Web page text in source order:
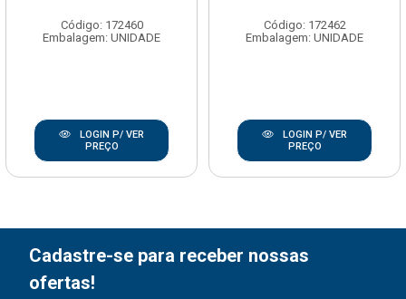
Código: 172460
Embalagem: UNIDADE
LOGIN P/ VER
PREÇO
Código: 172462
Embalagem: UNIDADE
LOGIN P/ VER
PREÇO
Cadastre-se para receber nossas
ofertas!